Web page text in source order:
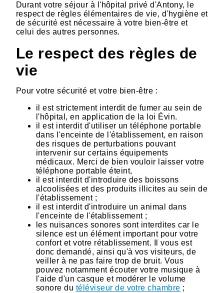
Durant votre séjour à l'hôpital privé d'Antony, le
respect de règles élémentaires de vie, d'hygiène et
de sécurité est nécessaire à votre bien-être et
celui des autres personnes.
Le respect des règles de
vie
Pour votre sécurité et votre bien-être :
il est strictement interdit de fumer au sein de
l'hôpital, en application de la loi Évin.
il est interdit d'utiliser un téléphone portable
dans l'enceinte de l'établissement, en raison
des risques de perturbations pouvant
intervenir sur certains équipements
médicaux. Merci de bien vouloir laisser votre
téléphone portable éteint,
il est interdit d'introduire des boissons
alcoolisées et des produits illicites au sein de
l'établissement ;
il est interdit d'introduire un animal dans
l'enceinte de l'établissement ;
les nuisances sonores sont interdites car le
silence est un élément important pour votre
confort et votre rétablissement. Il vous est
donc demandé, ainsi qu'à vos visiteurs, de
veiller à ne pas faire trop de bruit. Vous
pouvez notamment écouter votre musique à
l'aide d'un casque et modérer le volume
sonore du téléviseur de votre chambre ;